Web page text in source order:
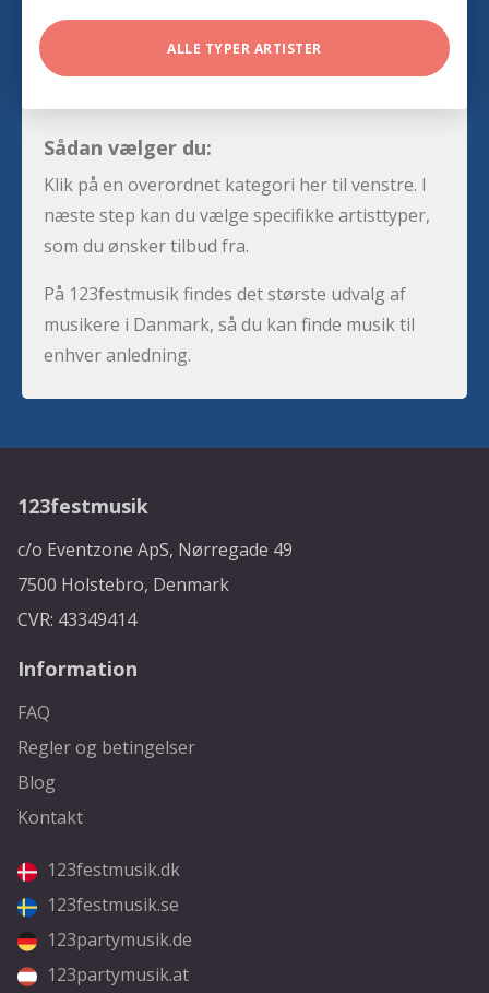
ALLE TYPER ARTISTER
Sådan vælger du:
Klik på en overordnet kategori her til venstre. I
næste step kan du vælge specifikke artisttyper,
som du ønsker tilbud fra.
På 123festmusik findes det største udvalg af
musikere i Danmark, så du kan finde musik til
enhver anledning.
123festmusik
c/o Eventzone ApS, Nørregade 49
7500 Holstebro, Denmark
CVR: 43349414
Information
FAQ
Regler og betingelser
Blog
Kontakt
123festmusik.dk
123festmusik.se
123partymusik.de
123partymusik.at